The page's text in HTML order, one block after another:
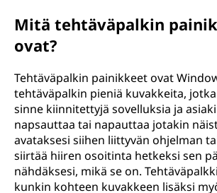
Mitä tehtäväpalkin
ovat?
Tehtäväpalkin painikkeet ovat
tehtäväpalkin pieniä kuvakkeita,
sinne kiinnitettyjä sovelluksia ja
napsauttaa tai napauttaa jotakin
avataksesi siihen liittyvän ohjelman
siirtää hiiren osoitinta hetkeksi sen
nähdäksesi, mikä se on.
kunkin kohteen kuvakkeen lisäksi